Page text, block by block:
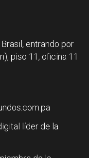
entrando por
piso 11, oficina 11
líder de la